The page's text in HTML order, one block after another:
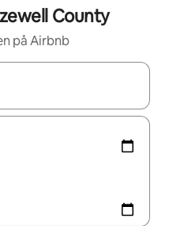
County
på Airbnb
du navigera med upp- och